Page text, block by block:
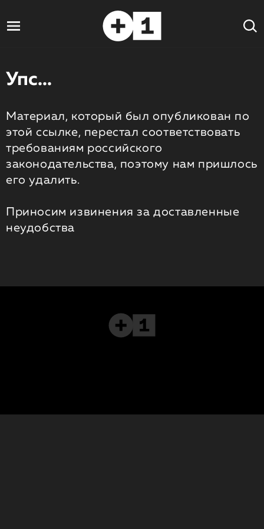
Упс...
Материал, который был опубликован по
этой ссылке, перестал соответствовать
требованиям российского
законодательства, поэтому нам пришлось
его удалить.
Приносим извинения за доставленные
неудобства